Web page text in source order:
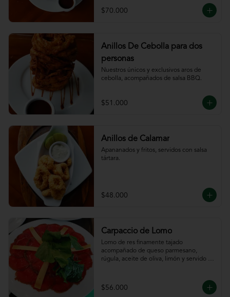
$70.000
Anillos De Cebolla para dos
personas
Nuestros únicos y exclusivos aros de
cebolla, acompañados de salsa BBQ.
$51.000
Anillos de Calamar
Apananados y fritos, servidos con salsa
tártara.
$48.000
Carpaccio de Lomo
Lomo de res finamente tajado
acompañado de queso parmesano,
rúgula, aceite de oliva, limón y servido
$56.000